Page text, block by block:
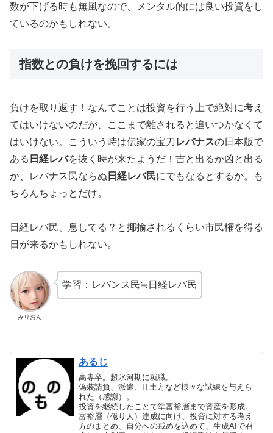
数が下げる時も無風なので、メンタル的には良い投資をし
ているのかもしれない。
指数との負けを挽回するには
負けを取り返す！なんてことは投資を行う上で絶対に考え
てはいけないのだが、ここまで離されると追いつかなくて
はいけない。こういう時は伝家の宝刀 レバナスの日本版で
ある 日経レバを抜く時が来たようだ！吉と出るか凶と出る
か、レバナス民ならぬ 日経レバ民にでもなるとするか。も
ちろんちょっとだけ。
日経レバ民、息してる？と揶揄されるくらい市民権を得る
日が来るかもしれない。
みりおん
学習：レバンス民≒日経レバ民
あるじ
高専卒。超氷河期に就職。
偽装請負、派遣、IT土方など様々な試練を与えら
れた（感謝）。
投資を継続したことで準富裕層まで資産を形成。
富裕層（億り人）達成に向け、投資に対する考え
方のまとめ、自分への戒めを込めて、生成AIで召